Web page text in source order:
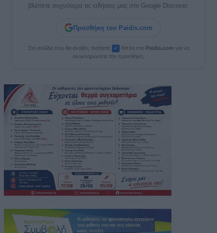
βλέπετε συχνότερα τις ειδήσεις μας στο Google Discover.
Προσθήκη του Paidis.com
Στη σελίδα που θα ανοίξει, πατήστε ✓ δίπλα στο Paidis.com για να
ολοκληρώσετε την προσθήκη.